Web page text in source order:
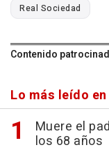
Real Sociedad
Contenido
Lo más leído
Muere el
los 68 años